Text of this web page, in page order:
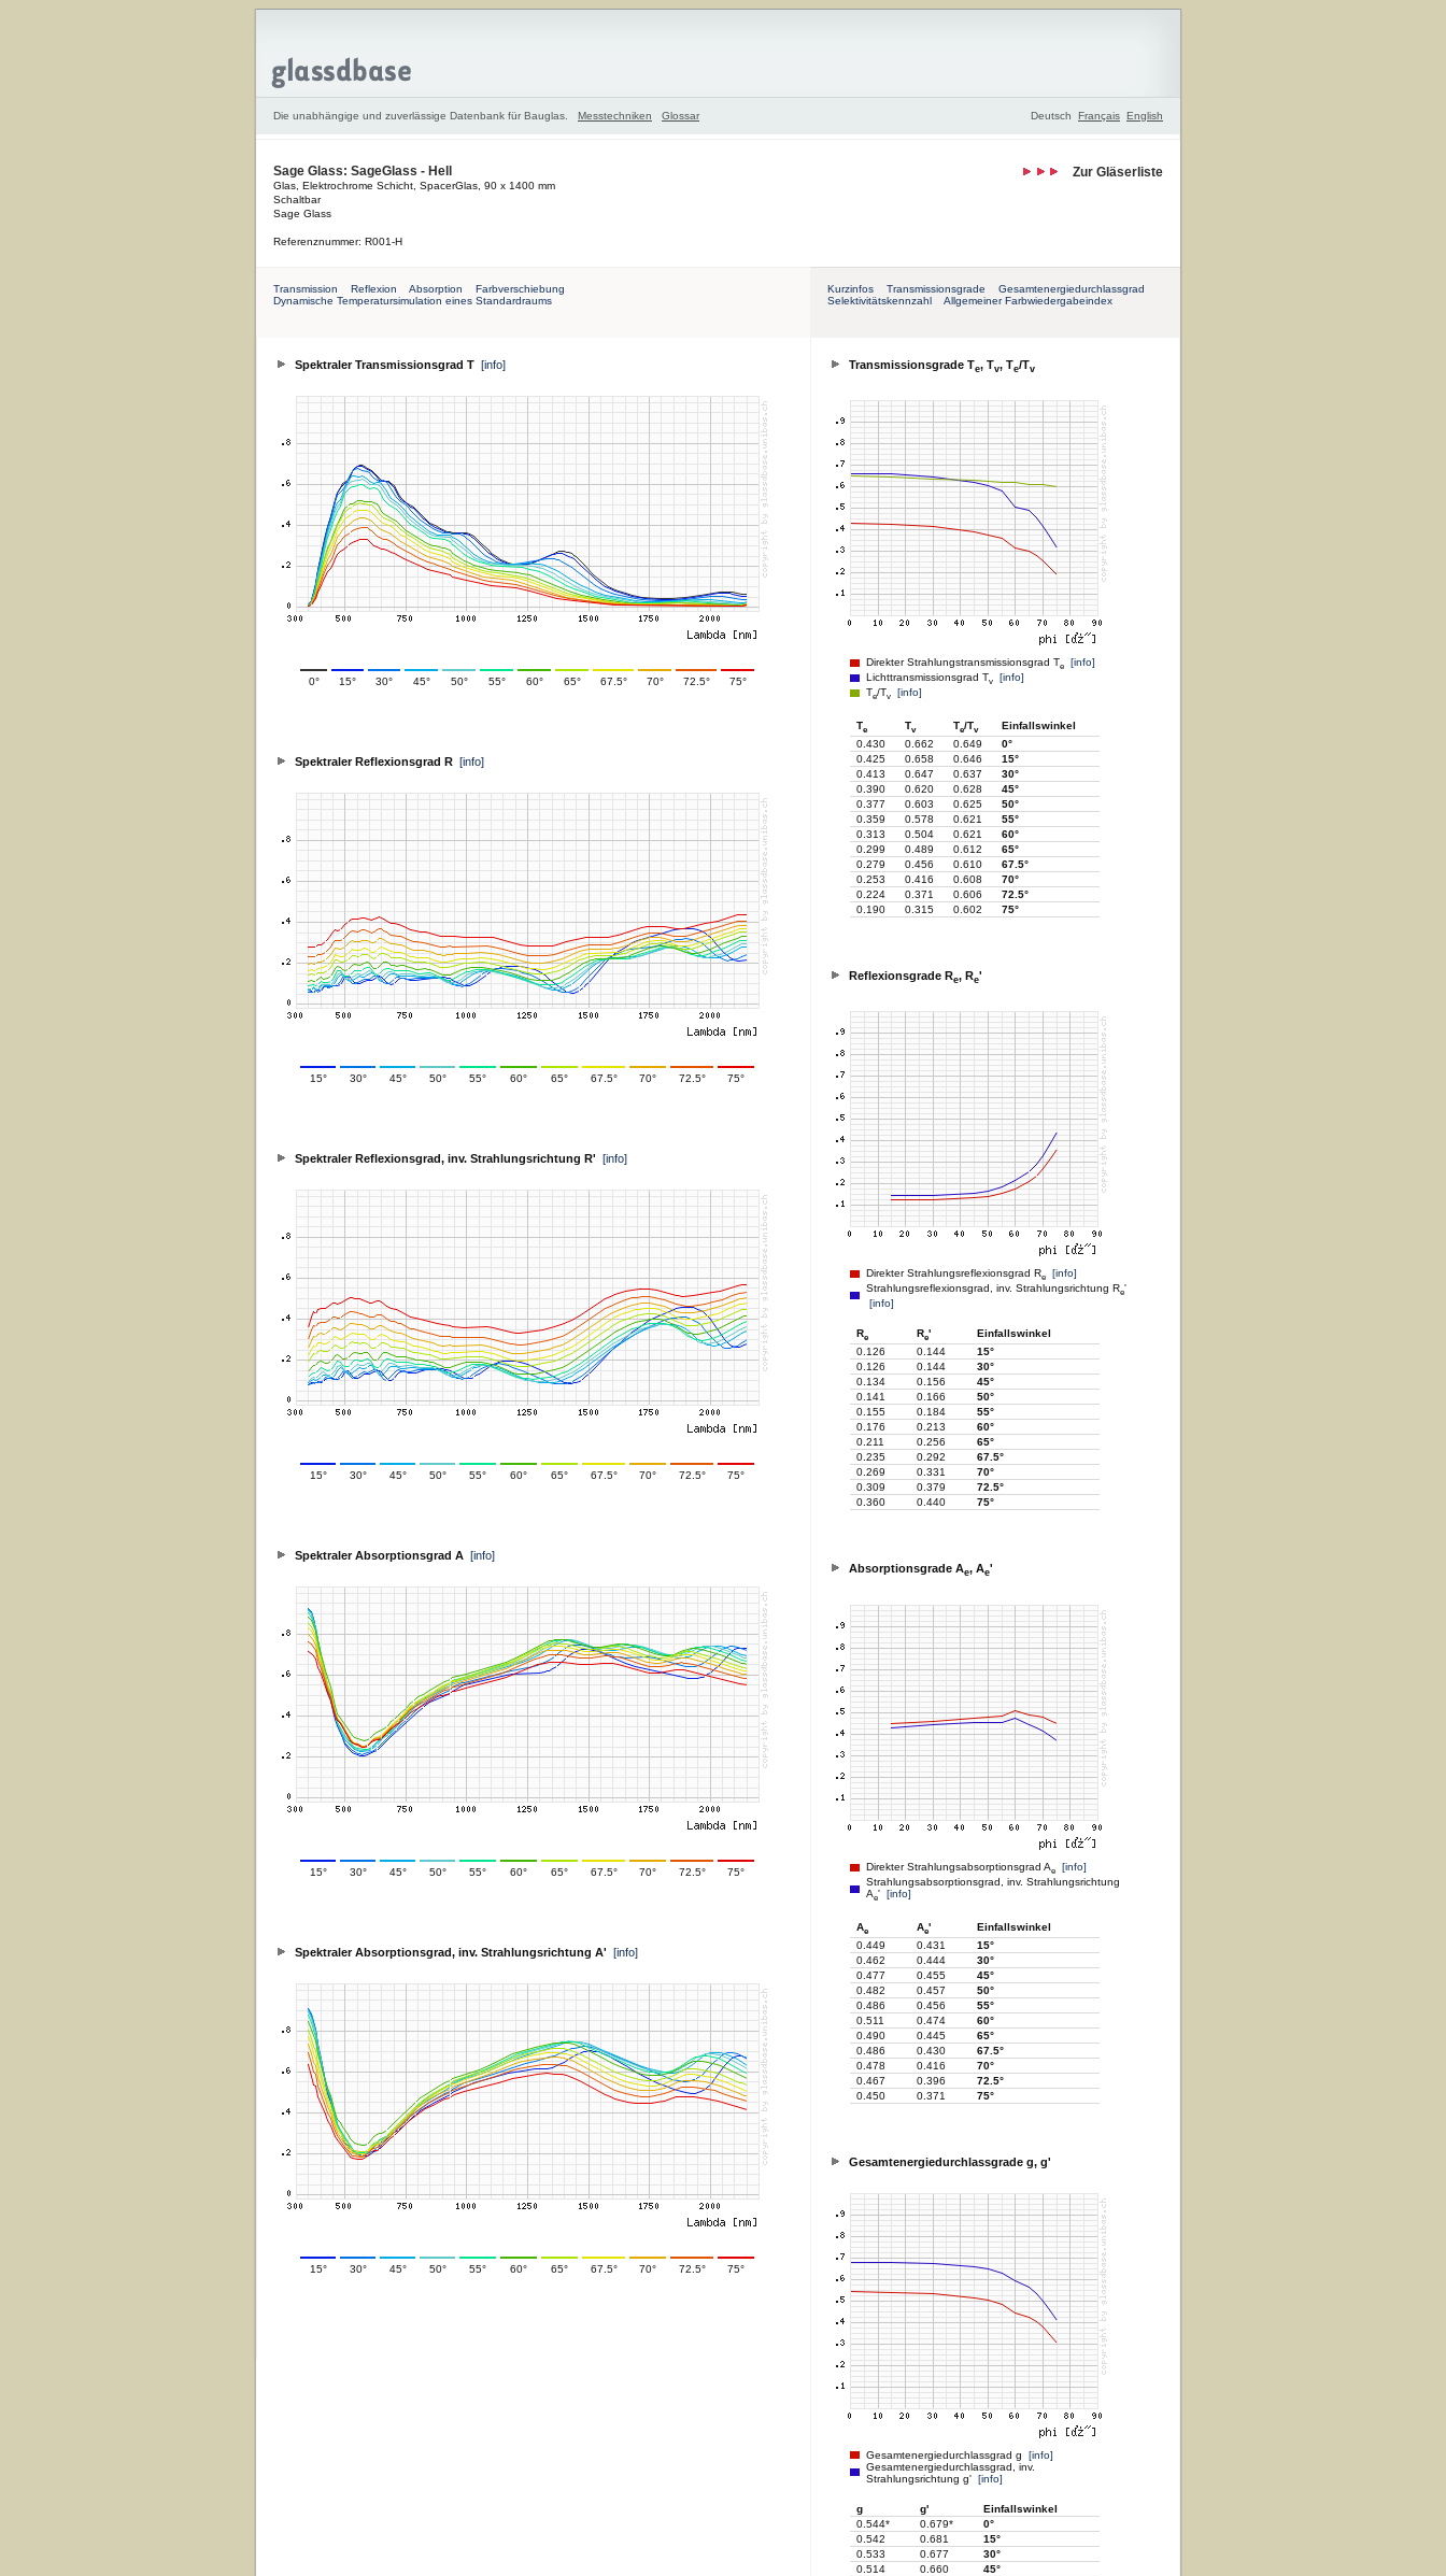
Deutsch Français English
Die unabhängige und zuverlässige Datenbank für Bauglas. Messtechniken Glossar
Zur Gläserliste
Sage Glass: SageGlass - Hell
Glas, Elektrochrome Schicht, SpacerGlas, 90 x 1400 mm
Schaltbar
Sage Glass
Referenznummer: R001-H
Kurzinfos Transmissionsgrade
Gesamtenergiedurchlassgrad
Selektivitätskennzahl
Allgemeiner Farbwiedergabeindex
Transmissionsgrade Te, Tv, Te/Tv
Direkter Strahlungstransmissionsgrad Te [info]
Lichttransmissionsgrad Tv [info]
Te/Tv [info]
Te Tv Te/Tv
Einfallswinkel
0.430
0.662 0.649
0°
0.425
0.658 0.646
15°
0.413
0.647 0.637
30°
0.390
0.620 0.628
45°
0.377
0.603 0.625
50°
0.359
0.578 0.621
55°
0.313
0.504 0.621
60°
0.299
0.489 0.612
65°
0.279
0.456 0.610
67.5°
0.253
0.416 0.608
70°
0.224
0.371 0.606
72.5°
0.190
0.315 0.602 75°
Reflexionsgrade Re, Re'
Direkter Strahlungsreflexionsgrad Re
[info]
Strahlungsreflexionsgrad, inv. Strahlungsrichtung Re'
[info]
Re Re'
Einfallswinkel
0.126
0.144
15°
0.126
0.144
30°
0.134
0.156
45°
0.141
0.166
50°
0.155
0.184
55°
0.176
0.213
60°
0.211
0.256
65°
0.235
0.292
67.5°
0.269
0.331
70°
0.309
0.379
72.5°
0.360
0.440 75°
Absorptionsgrade Ae, Ae'
Direkter Strahlungsabsorptionsgrad Ae [info]
Strahlungsabsorptionsgrad, inv. Strahlungsrichtung
Ae' [info]
Ae Ae'
Einfallswinkel
0.449
0.431
15°
0.462
0.444
30°
0.477
0.455
45°
0.482
0.457
50°
0.486
0.456
55°
0.511
0.474
60°
0.490
0.445
65°
0.486
0.430
67.5°
0.478
0.416
70°
0.467
0.396
72.5°
0.450
0.371 75°
Gesamtenergiedurchlassgrade g, g'
Gesamtenergiedurchlassgrad g [info]
Gesamtenergiedurchlassgrad, inv.
Strahlungsrichtung g' [info]
g g'
Einfallswinkel
0.544*
0.679*
0°
0.542
0.681
15°
0.533
0.677
30°
0.514
0.660
45°
Transmission Reflexion Absorption
Farbverschiebung
Dynamische Temperatursimulation eines Standardraums
Spektraler Transmissionsgrad T [info]
0° 15° 30° 45° 50° 55° 60° 65° 67.5° 70° 72.5° 75°
Spektraler Reflexionsgrad R [info]
15° 30° 45° 50° 55° 60° 65° 67.5° 70° 72.5° 75°
Spektraler Reflexionsgrad, inv. Strahlungsrichtung R' [info]
15° 30° 45° 50° 55° 60° 65° 67.5° 70° 72.5° 75°
Spektraler Absorptionsgrad A [info]
15° 30° 45° 50° 55° 60° 65° 67.5° 70° 72.5° 75°
Spektraler Absorptionsgrad, inv. Strahlungsrichtung A' [info]
15° 30° 45° 50° 55° 60° 65° 67.5° 70° 72.5° 75°